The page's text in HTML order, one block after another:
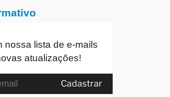
nossa lista de e-mails
atualizações!
Cadastrar